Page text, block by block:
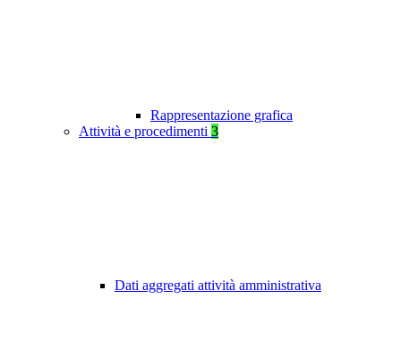
Rappresentazione grafica
Attività e procedimenti 3
Dati aggregati attività amministrativa